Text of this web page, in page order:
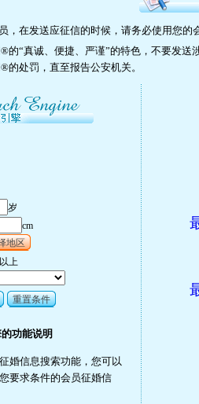
，在发送应征信的时候，请务必使用您的
的“真诚、便捷、严谨”的特色，不要发
处罚，直至报告公安机关。
岁
cm
地区
以上
重置条件
功能说明
婚信息搜索功能，您可以
要求条件的会员征婚信